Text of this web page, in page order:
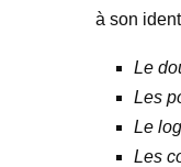
à son
Le
Les
Le
Les